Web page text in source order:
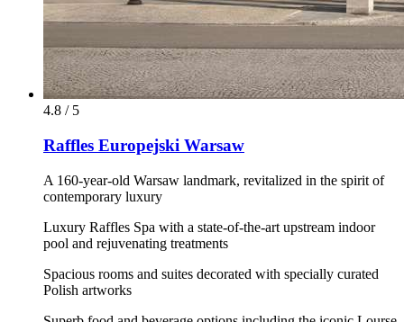
4.8 / 5
Raffles Europejski Warsaw
A 160-year-old Warsaw landmark, revitalized in the spirit of
contemporary luxury
Luxury Raffles Spa with a state-of-the-art upstream indoor
pool and rejuvenating treatments
Spacious rooms and suites decorated with specially curated
Polish artworks